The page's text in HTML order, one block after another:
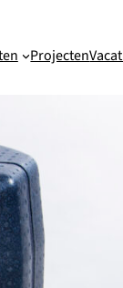
Projecten